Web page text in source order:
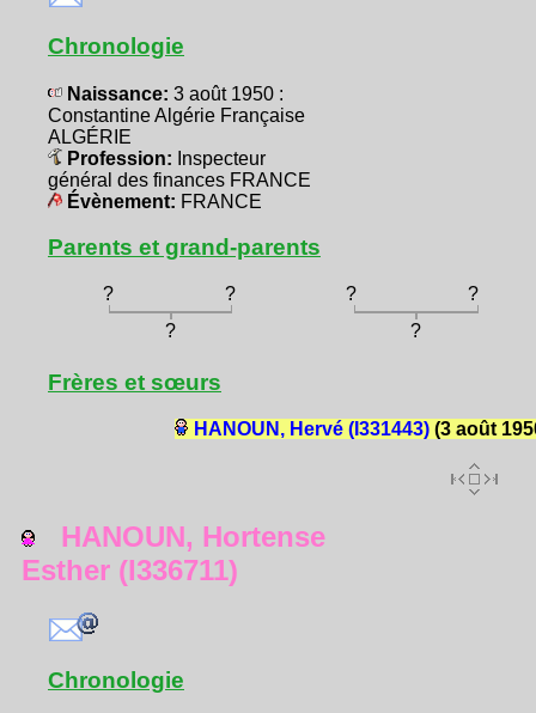
Chronologie
Naissance: 3 août 1950 :
Constantine Algérie Française
ALGÉRIE
Profession: Inspecteur
général des finances FRANCE
Évènement: FRANCE
Parents et grand-parents
? ? ?
?
?
?
Frères et sœurs
HANOUN, Hervé (I331443)(3 août
HANOUN, Hortense
Esther (I336711)
Chronologie